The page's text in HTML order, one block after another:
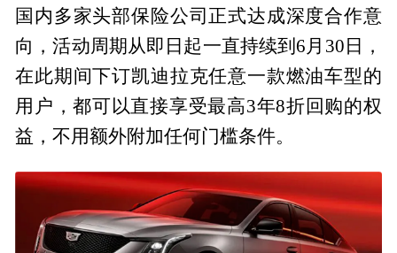
国内多家头部保险公司正式达成深度合作意
向，活动周期从即日起一直持续到6月30日，
在此期间下订凯迪拉克任意一款燃油车型的
用户，都可以直接享受最高3年8折回购的权
益，不用额外附加任何门槛条件。